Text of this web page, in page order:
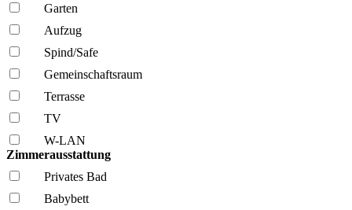
Garten
Aufzug
Spind/Safe
Gemeinschafts­raum
Terrasse
TV
W-LAN
Zimmerausstattung
Privates Bad
Babybett